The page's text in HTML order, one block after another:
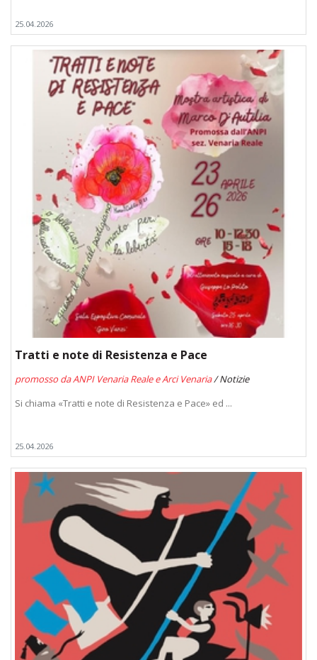
25.04.2026
Tratti e note di Resistenza e Pace
promosso da ANPI Venaria Reale e Arci Venaria/ Notizie
Si chiama «Tratti e note di Resistenza e Pace» ed ...
25.04.2026